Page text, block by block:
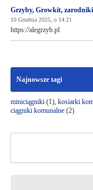
Grzyby, Growkit,
10 Grudnia 2025, o 14:21
https://alegrzyb.pl
Najnowsze tagi
miniciągniki(1), kosiarki
ciągniki komunalne(2)